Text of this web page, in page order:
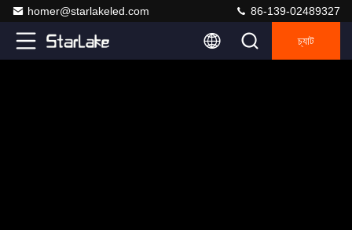
homer@starlakeled.com 86-139-02489327
চ্যাট